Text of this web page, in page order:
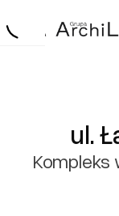
ul.
Kompleks